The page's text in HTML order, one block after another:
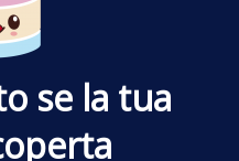
se la tua